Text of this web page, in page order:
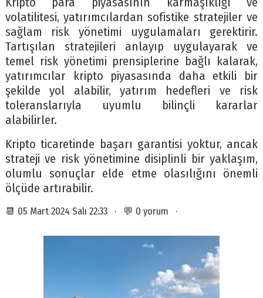
volatilitesi, yatırımcılardan sofistike stratejiler ve
sağlam risk yönetimi uygulamaları gerektirir.
Tartışılan stratejileri anlayıp uygulayarak ve
temel risk yönetimi prensiplerine bağlı kalarak,
yatırımcılar kripto piyasasında daha etkili bir
şekilde yol alabilir, yatırım hedefleri ve risk
toleranslarıyla uyumlu bilinçli kararlar
alabilirler.
Kripto ticaretinde başarı garantisi yoktur, ancak
strateji ve risk yönetimine disiplinli bir yaklaşım,
olumlu sonuçlar elde etme olasılığını önemli
ölçüde artırabilir.
📆 05 Mart 2024 Salı 22:33 · 💬 0 yorum ·